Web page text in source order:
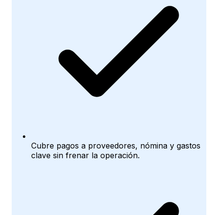
Cubre pagos a proveedores, nómina y gastos
clave sin frenar la operación.